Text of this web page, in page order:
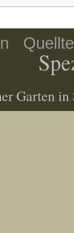
Garten in